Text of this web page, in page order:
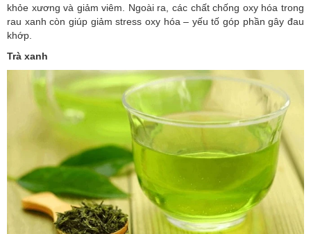
khỏe xương và giảm viêm. Ngoài ra, các chất chống oxy hóa trong
rau xanh còn giúp giảm stress oxy hóa – yếu tố góp phần gây đau
khớp.
Trà xanh